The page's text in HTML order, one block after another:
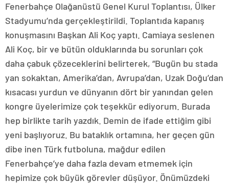
Fenerbahçe Olağanüstü Genel Kurul Toplantısı, Ülker
Stadyumu’nda gerçekleştirildi. Toplantıda kapanış
konuşmasını Başkan Ali Koç yaptı. Camiaya seslenen
Ali Koç, bir ve bütün olduklarında bu sorunları çok
daha çabuk çözeceklerini belirterek, “Bugün bu stada
yan sokaktan, Amerika’dan, Avrupa’dan, Uzak Doğu’dan
kısacası yurdun ve dünyanın dört bir yanından gelen
kongre üyelerimize çok teşekkür ediyorum. Burada
hep birlikte tarih yazdık. Demin de ifade ettiğim gibi
yeni başlıyoruz. Bu bataklık ortamına, her geçen gün
dibe inen Türk futboluna, mağdur edilen
Fenerbahçe’ye daha fazla devam etmemek için
hepimize çok büyük görevler düşüyor. Önümüzdeki